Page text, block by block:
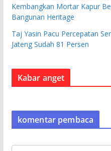
Kembangkan Mortar Kapur
Bangunan Heritage
Taj Yasin Pacu Percepatan
Jateng Sudah 81 Persen
Kabar anget
komentar pembaca